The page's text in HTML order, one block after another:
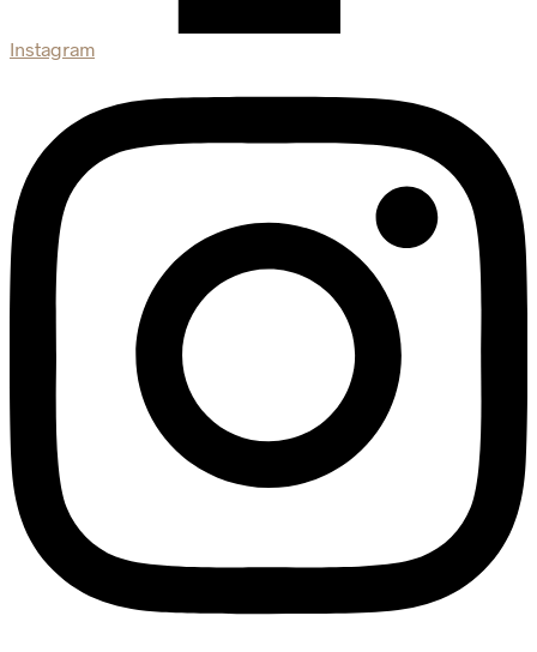
Instagram